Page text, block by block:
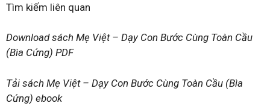
Tìm kiếm liên quan
Download sách Mẹ Việt – Dạy Con Bước Cùng Toàn Cầu
(Bìa Cứng) PDF
Tải sách Mẹ Việt – Dạy Con Bước Cùng Toàn Cầu (Bìa
Cứng) ebook